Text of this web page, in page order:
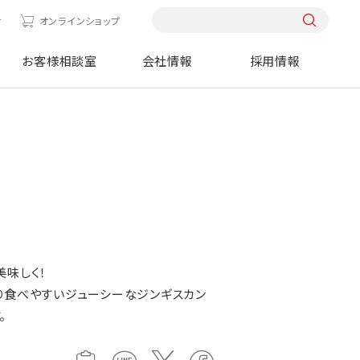
オンラインショップ
お客様相談室 会社情報 採用情報
しく！
食べやすいジューシーなジンギスカン